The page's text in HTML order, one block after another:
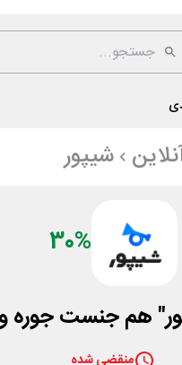
شیپور
30%
هم جنست
منقضی شده